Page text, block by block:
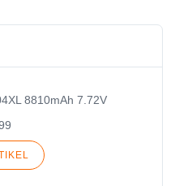
8810mAh 7.72V